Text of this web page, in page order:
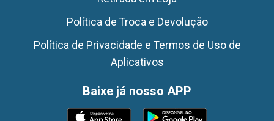
Política de Troca e Devolução
Política de Privacidade e Termos de Uso de
Aplicativos
Baixe já nosso APP